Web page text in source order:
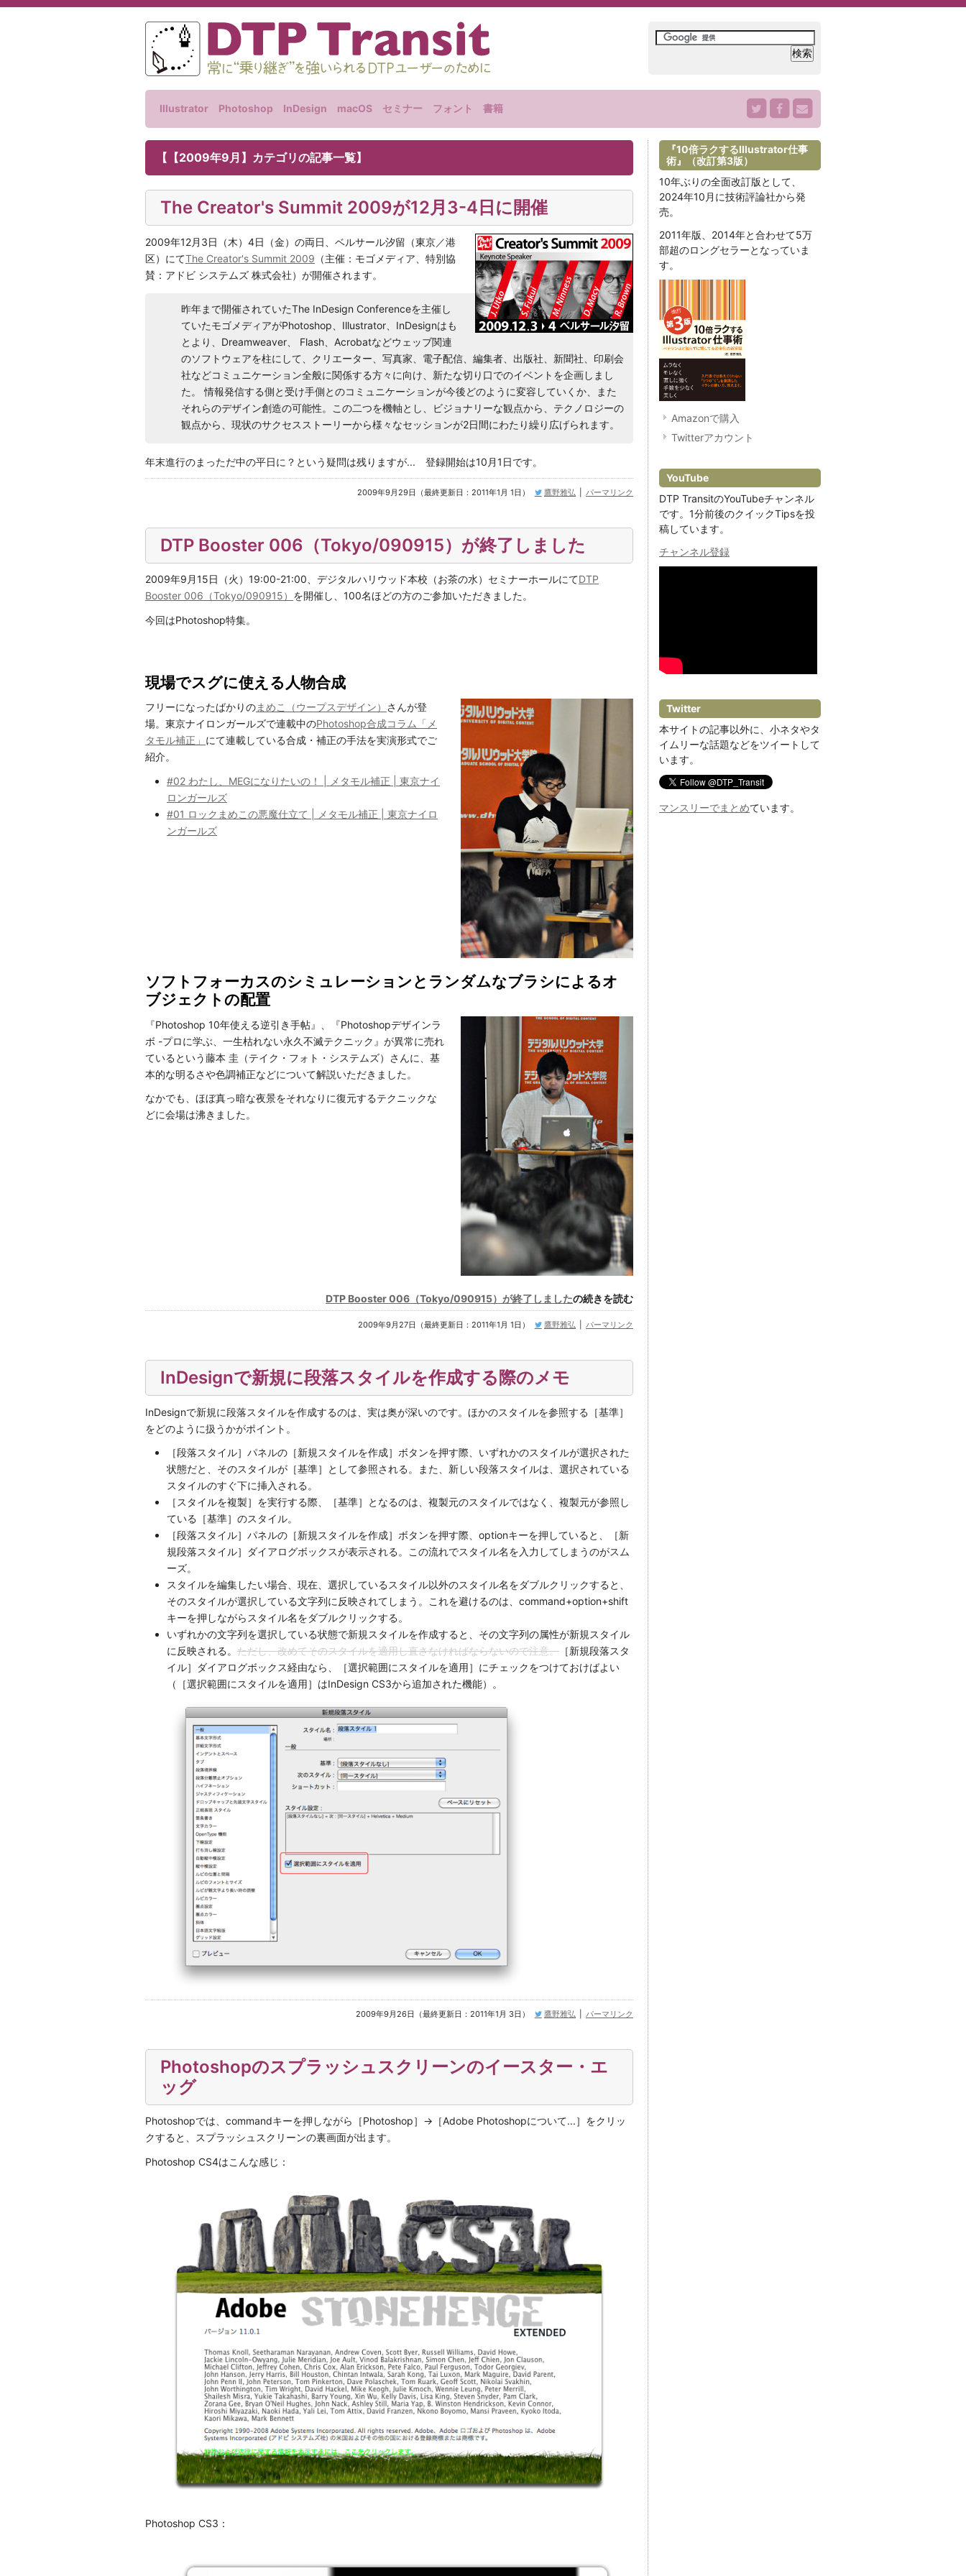
Illustrator Photoshop InDesign macOS セミナー フォント 書籍
【【2009年9月】カテゴリの記事一覧】
The Creator's Summit 2009が12月3-4日に開催
2009年12月3日（木）4日（金）の両日、ベルサール汐留（東京／港
区）にてThe Creator's Summit 2009 （主催：モゴメディア、特別協
賛：アドビ システムズ 株式会社）が開催されます。
昨年まで開催されていたThe InDesign Conferenceを主催し
ていたモゴメディアがPhotoshop、Illustrator、InDesignはも
とより、Dreamweaver、 Flash、Acrobatなどウェッブ関連
のソフトウェアを柱にして、クリエーター、写真家、電子配信、編集者、出版社、新聞社、印刷会
社などコミュニケーション全般に関係する方々に向け、新たな切り口でのイベントを企画しまし
た。 情報発信する側と受け手側とのコミュニケーションが今後どのように変容していくか、また
それらのデザイン創造の可能性。この二つを機軸とし、ビジョナリーな観点から、テクノロジーの
観点から、現状のサクセスストーリーから様々なセッションが2日間にわたり繰り広げられます。
年末進行のまっただ中の平日に？という疑問は残りますが... 登録開始は10月1日です。
2009年9月29日（最終更新日：2011年1月 1日） 鷹野雅弘 パーマリンク
DTP Booster 006（Tokyo/090915）が終了しました
2009年9月15日（火）19:00-21:00、デジタルハリウッド本校（お茶の水）セミナーホールにてDTP
Booster 006（Tokyo/090915） を開催し、100名ほどの方のご参加いただきました。
今回はPhotoshop特集。
現場でスグに使える人物合成
フリーになったばかりのまめこ（ウープスデザイン） さんが登
場。東京ナイロンガールズで連載中のPhotoshop合成コラム「メ
タモル補正」 にて連載している合成・補正の手法を実演形式でご
紹介。
#02 わたし、MEGになりたいの！ | メタモル補正 | 東京ナイ
ロンガールズ
#01 ロックまめこの悪魔仕立て | メタモル補正 | 東京ナイロ
ンガールズ
ソフトフォーカスのシミュレーションとランダムなブラシによるオ
ブジェクトの配置
『Photoshop 10年使える逆引き手帖』、『Photoshopデザインラ
ボ -プロに学ぶ、一生枯れない永久不滅テクニック』が異常に売れ
ているという藤本 圭（テイク・フォト・システムズ）さんに、基
本的な明るさや色調補正などについて解説いただきました。
なかでも、ほぼ真っ暗な夜景をそれなりに復元するテクニックな
どに会場は沸きました。
DTP Booster 006（Tokyo/090915）が終了しましたの続きを読む
2009年9月27日（最終更新日：2011年1月 1日） 鷹野雅弘 パーマリンク
InDesignで新規に段落スタイルを作成する際のメモ
InDesignで新規に段落スタイルを作成するのは、実は奥が深いのです。ほかのスタイルを参照する［基準］
をどのように扱うかがポイント。
［段落スタイル］パネルの［新規スタイルを作成］ボタンを押す際、いずれかのスタイルが選択された
状態だと、そのスタイルが［基準］として参照される。また、新しい段落スタイルは、選択されている
スタイルのすぐ下に挿入される。
［スタイルを複製］を実行する際、［基準］となるのは、複製元のスタイルではなく、複製元が参照し
ている［基準］のスタイル。
［段落スタイル］パネルの［新規スタイルを作成］ボタンを押す際、optionキーを押していると、［新
規段落スタイル］ダイアログボックスが表示される。この流れでスタイル名を入力してしまうのがスム
ーズ。
スタイルを編集したい場合、現在、選択しているスタイル以外のスタイル名をダブルクリックすると、
そのスタイルが選択している文字列に反映されてしまう。これを避けるのは、command+option+shift
キーを押しながらスタイル名をダブルクリックする。
いずれかの文字列を選択している状態で新規スタイルを作成すると、その文字列の属性が新規スタイル
に反映される。 ただし、改めてそのスタイルを適用し直さなければならないので注意。 ［新規段落スタ
イル］ダイアログボックス経由なら、［選択範囲にスタイルを適用］にチェックをつけておけばよい
（［選択範囲にスタイルを適用］はInDesign CS3から追加された機能）。
2009年9月26日（最終更新日：2011年1月 3日） 鷹野雅弘 パーマリンク
Photoshopのスプラッシュスクリーンのイースター・エ
ッグ
Photoshopでは、commandキーを押しながら［Photoshop］→［Adobe Photoshopについて...］をクリッ
クすると、スプラッシュスクリーンの裏画面が出ます。
Photoshop CS4はこんな感じ：
Photoshop CS3：
『10倍ラクするIllustrator仕事
術』（改訂第3版）
10年ぶりの全面改訂版として、
2024年10月に技術評論社から発
売。
2011年版、2014年と合わせて5万
部超のロングセラーとなっていま
す。
Amazonで購入
Twitterアカウント
YouTube
DTP TransitのYouTubeチャンネル
です。1分前後のクイックTipsを投
稿しています。
チャンネル登録
Twitter
本サイトの記事以外に、小ネタやタ
イムリーな話題などをツイートして
います。
マンスリーでまとめています。